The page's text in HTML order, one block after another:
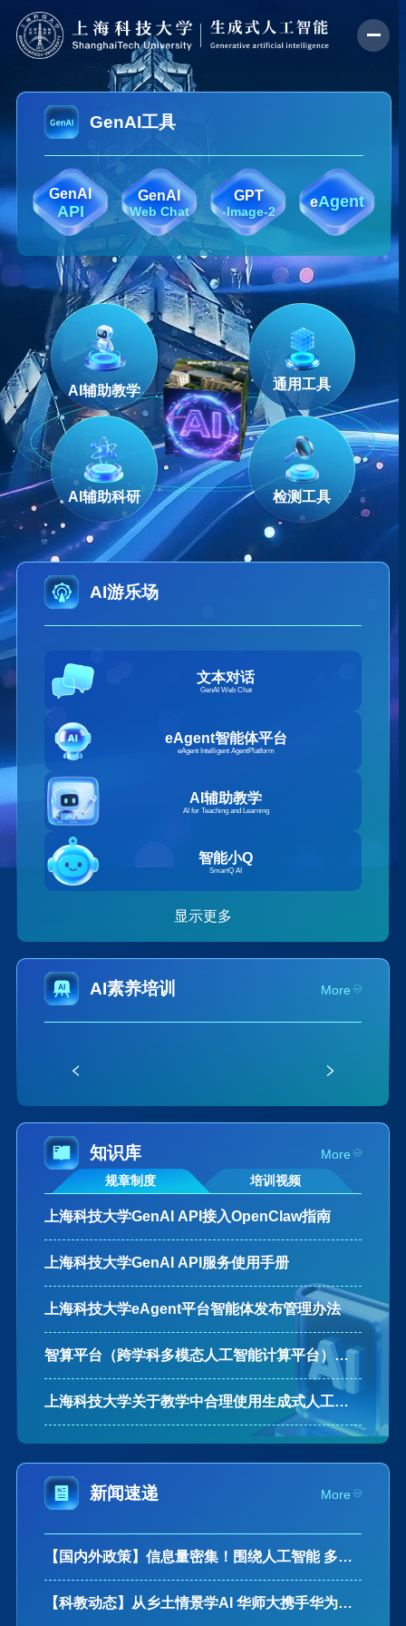
GenAI工具
GenAI
API
GenAI
Web Chat
GPT
-Image-2
eAgent
AI辅助教学 通用工具
AI辅助科研 检测工具
AI游乐场
文本对话
GenAI Web Chat
eAgent智能体平台
eAgent Intelligent AgentPlatform
AI辅助教学
AI for Teaching and Learning
智能小Q
SmartQ AI
显示更多
AI素养培训 More
知识库
规章制度 培训视频
More
上海科技大学GenAI API接入OpenClaw指南
上海科技大学GenAI API服务使用手册
上海科技大学eAgent平台智能体发布管理办法
智算平台（跨学科多模态人工智能计算平台）管
理办法（草案）
上海科技大学关于教学中合理使用生成式人工智
能工具的指导建议
新闻速递 More
【国内外政策】信息量密集！围绕人工智能 多部
门最新部署
【科教动态】从乡土情景学AI 华师大携手华为推